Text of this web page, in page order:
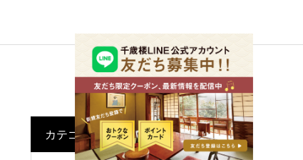
カテゴリー